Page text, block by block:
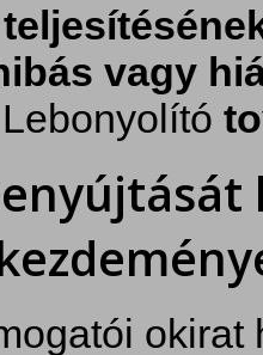
vagy